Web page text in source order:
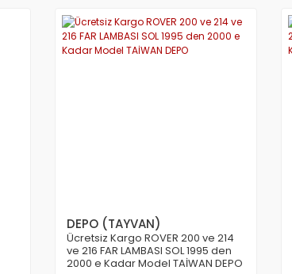
DEPO (TAYVAN)
Ücretsiz Kargo ROVER 200 ve 214
ve 216 FAR LAMBASI SOL 1995 den
2000 e Kadar Model TAİWAN DEPO